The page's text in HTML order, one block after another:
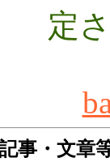
定
事・文章